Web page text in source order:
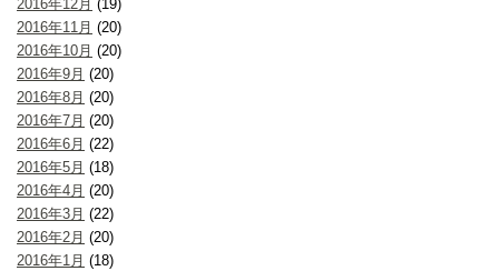
2016年12月 (19)
2016年11月 (20)
2016年10月 (20)
2016年9月 (20)
2016年8月 (20)
2016年7月 (20)
2016年6月 (22)
2016年5月 (18)
2016年4月 (20)
2016年3月 (22)
2016年2月 (20)
2016年1月 (18)